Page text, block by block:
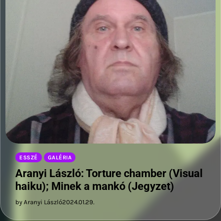
ESSZÉ GALÉRIA
Aranyi László: Torture chamber (Visual
haiku); Minek a mankó (Jegyzet)
by Aranyi László2024.01.29.